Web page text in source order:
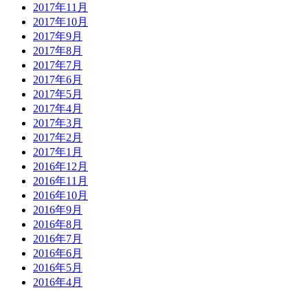
2017年11月
2017年10月
2017年9月
2017年8月
2017年7月
2017年6月
2017年5月
2017年4月
2017年3月
2017年2月
2017年1月
2016年12月
2016年11月
2016年10月
2016年9月
2016年8月
2016年7月
2016年6月
2016年5月
2016年4月